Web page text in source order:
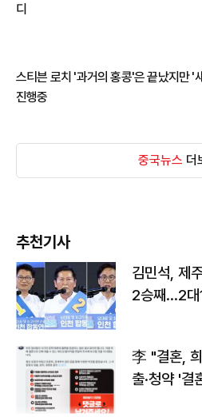
디
스티븐 로치 '과거의 홍콩'은 끝났지만 '
진행중
중국뉴스 더
추천기사
김민석, 제
2승째…2대
李 "결혼,
출·청약 '결